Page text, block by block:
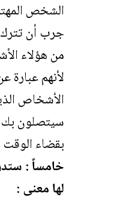
الشخص
جرب أن تترك
من هؤلاء
لأنهم عبارة
الأشخاص
سيتصلون
بقضاء
خامساً :
لها معنى :